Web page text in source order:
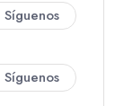
Síguenos
Síguenos